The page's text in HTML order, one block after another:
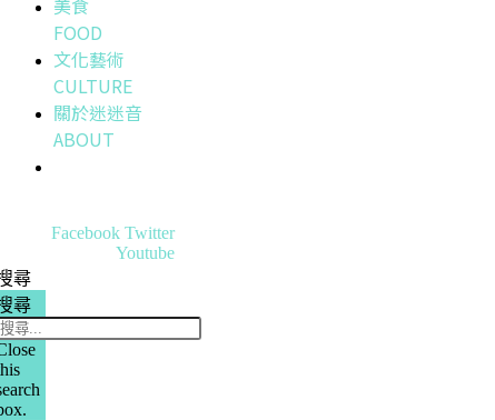
美食
FOOD
文化藝術
CULTURE
關於迷迷音
ABOUT
Facebook Twitter
Youtube
尋
尋